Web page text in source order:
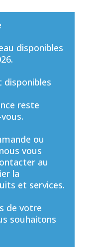
disponibles
disponibles
reste
ou
vous
au
la
et services.
de votre
souhaitons